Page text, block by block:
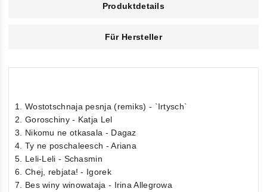
Produktdetails
Für Hersteller
1. Wostotschnaja pesnja (remiks) - `Irtysch`
2. Goroschiny - Katja Lel
3. Nikomu ne otkasala - Dagaz
4. Ty ne poschaleesch - Ariana
5. Leli-Leli - Schasmin
6. Chej, rebjata! - Igorek
7. Bes winy winowataja - Irina Allegrowa